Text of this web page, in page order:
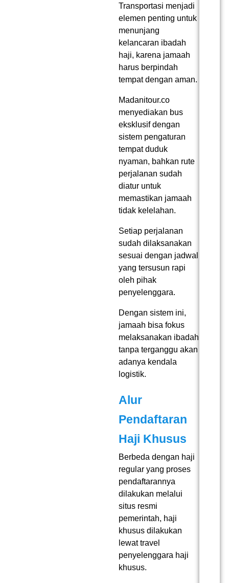
Transportasi menjadi
elemen penting untuk
menunjang
kelancaran ibadah
haji, karena jamaah
harus berpindah
tempat dengan aman.
Madanitour.co
menyediakan bus
eksklusif dengan
sistem pengaturan
tempat duduk
nyaman, bahkan rute
perjalanan sudah
diatur untuk
memastikan jamaah
tidak kelelahan.
Setiap perjalanan
sudah dilaksanakan
sesuai dengan jadwal
yang tersusun rapi
oleh pihak
penyelenggara.
Dengan sistem ini,
jamaah bisa fokus
melaksanakan ibadah
tanpa terganggu akan
adanya kendala
logistik.
Alur
Pendaftaran
Haji Khusus
Berbeda dengan haji
regular yang proses
pendaftarannya
dilakukan melalui
situs resmi
pemerintah, haji
khusus dilakukan
lewattravel
penyelenggara haji
khusus.